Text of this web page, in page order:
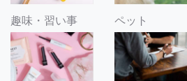
趣味・習い事 ペット